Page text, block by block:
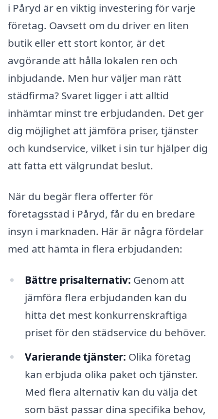
i Påryd är en viktig investering för varje
företag. Oavsett om du driver en liten
butik eller ett stort kontor, är det
avgörande att hålla lokalen ren och
inbjudande. Men hur väljer man rätt
städfirma? Svaret ligger i att alltid
inhämtar minst tre erbjudanden. Det ger
dig möjlighet att jämföra priser, tjänster
och kundservice, vilket i sin tur hjälper dig
att fatta ett välgrundat beslut.
När du begär flera offerter för
företagsstäd i Påryd, får du en bredare
insyn i marknaden. Här är några fördelar
med att hämta in flera erbjudanden:
Bättre prisalternativ: Genom att
jämföra flera erbjudanden kan du
hitta det mest konkurrenskraftiga
priset för den städservice du behöver.
Varierande tjänster: Olika företag
kan erbjuda olika paket och tjänster.
Med flera alternativ kan du välja det
som bäst passar dina specifika behov,